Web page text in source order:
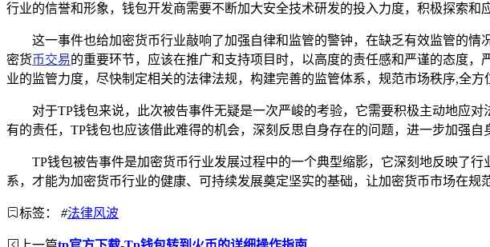
行业的信誉和形象，钱包开发商需要不断加大安全技术研发的投入力度，积极探索
这一事件也给加密货币行业敲响了加强自律和监管的警钟，在缺乏有效监管的
密货币交易的重要环节，应该在推广和支持项目时，以高度的责任感和严谨的态度
业的监管力度，尽快制定相关的法律法规，构建完善的监管体系，规范市场秩序,全方
对于TP钱包来说，此次被告事件无疑是一次严峻的考验，它需要积极主动地应
有的责任，TP钱包也应该借此难得的机会，深刻反思自身存在的问题，进一步加强
TP钱包被告事件是加密货币行业发展过程中的一个典型缩影，它深刻地反映了
系，才能为加密货币行业的健康、可持续发展奠定坚实的基础，让加密货币市场在规
标签： #法律风波